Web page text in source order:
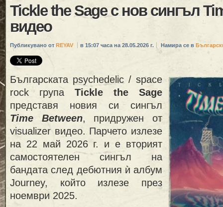
Tickle the Sage с нов сингъл
видео
Публикувано от REYAV в 15:07 часа на 28.05.2026 г. Намира се в
Българската psychedelic / space
rock група Tickle the Sage
представя новия си сингъл
Time Between, придружен от
visualizer видео. Парчето излезе
на 22 май 2026 г. и е вторият
самостоятелен сингъл на
бандата след дебютния ѝ албум
Journey, който излезе през
ноември 2025.